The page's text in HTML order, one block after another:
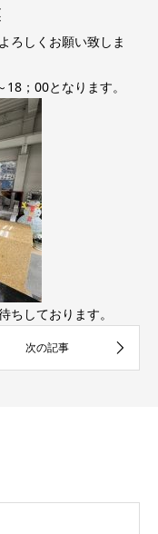
ろしくお願い致しま
；00となります。
ちしております。